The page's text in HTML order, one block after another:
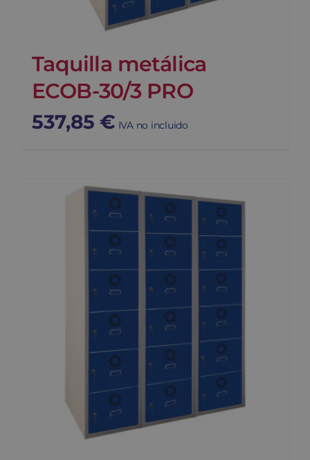
Taquilla metálica
ECOB-30/3 PRO
537,85 € IVA no incluido